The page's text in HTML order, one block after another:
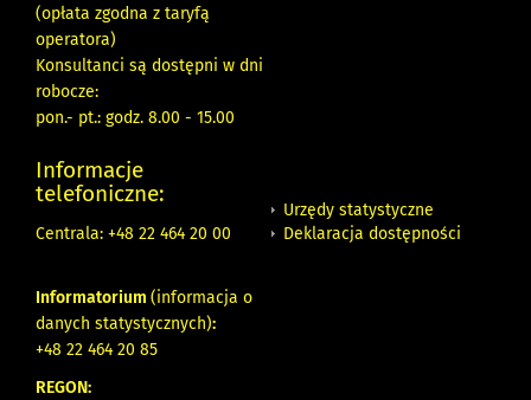
(opłata zgodna z taryfą
operatora)
Konsultanci są dostępni w dni
robocze:
pon.- pt.: godz. 8.00 - 15.00
Informacje
telefoniczne:
Centrala: +48 22 464 20 00
Informatorium (informacja o
danych statystycznych):
+48 22 464 20 85
REGON:
Urzędy statystyczne
Deklaracja dostępności